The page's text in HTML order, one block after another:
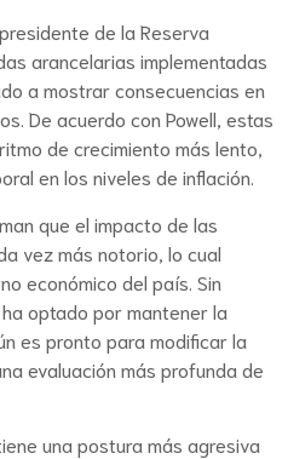
de la Reserva
arancelarias implementadas
a mostrar consecuencias en
De acuerdo con Powell, estas
de crecimiento más lento,
en los niveles de inflación.
que el impacto de las
vez más notorio, lo cual
económico del país. Sin
optado por mantener la
es pronto para modificar la
evaluación más profunda de
una postura más agresiva